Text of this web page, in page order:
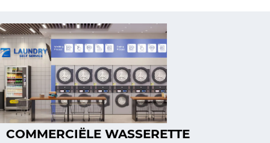
COMMERCIËLE WASSERETTE